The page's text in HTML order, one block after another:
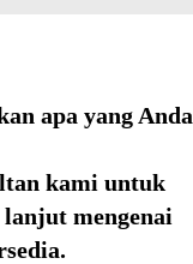
apa yang Anda
kami untuk
mengenai